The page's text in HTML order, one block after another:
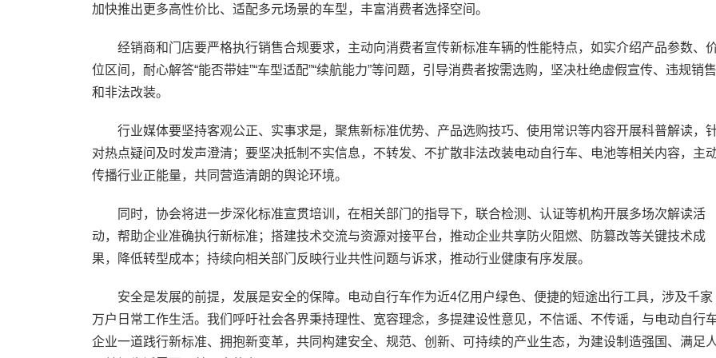
加快推出更多高性价比、适配多元场景的车型，丰富消费者选择空间。
经销商和门店要严格执行销售合规要求，主动向消费者宣传新标准车辆的性能特点，如实介绍产品参数、
位区间，耐心解答“能否带娃”“车型适配”“续航能力”等问题，引导消费者按需选购，坚决杜绝虚假宣传、违规销售
和非法改装。
行业媒体要坚持客观公正、实事求是，聚焦新标准优势、产品选购技巧、使用常识等内容开展科普解读，
对热点疑问及时发声澄清；要坚决抵制不实信息，不转发、不扩散非法改装电动自行车、电池等相关内容，主
传播行业正能量，共同营造清朗的舆论环境。
同时，协会将进一步深化标准宣贯培训，在相关部门的指导下，联合检测、认证等机构开展多场次解读活
动，帮助企业准确执行新标准；搭建技术交流与资源对接平台，推动企业共享防火阻燃、防篡改等关键技术成
果，降低转型成本；持续向相关部门反映行业共性问题与诉求，推动行业健康有序发展。
安全是发展的前提，发展是安全的保障。电动自行车作为近4亿用户绿色、便捷的短途出行工具，涉及千家
万户日常工作生活。我们呼吁社会各界秉持理性、宽容理念，多提建设性意见，不信谣、不传谣，与电动自行
企业一道践行新标准、拥抱新变革，共同构建安全、规范、创新、可持续的产业生态，为建设制造强国、满足人